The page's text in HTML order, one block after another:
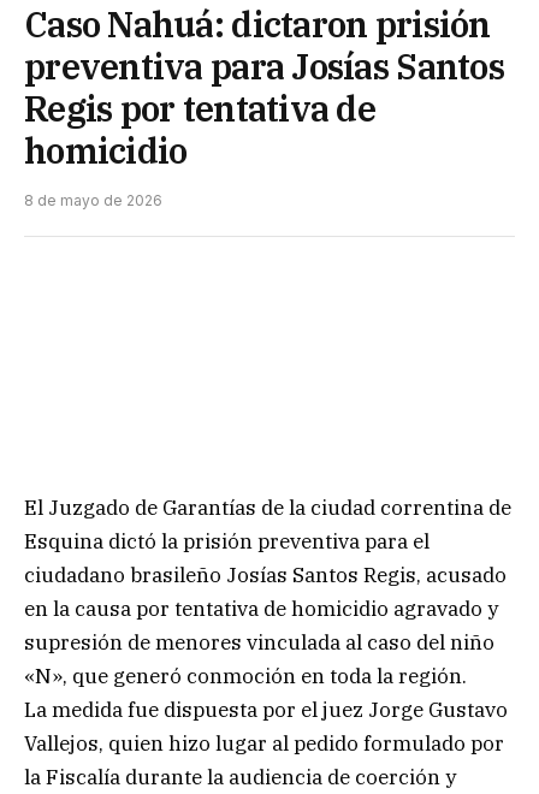
Caso Nahuá: dictaron prisión
preventiva para Josías Santos
Regis por tentativa de
homicidio
8 de mayo de 2026
El Juzgado de Garantías de la ciudad correntina de
Esquina dictó la prisión preventiva para el
ciudadano brasileño Josías Santos Regis, acusado
en la causa por tentativa de homicidio agravado y
supresión de menores vinculada al caso del niño
«N», que generó conmoción en toda la región.
La medida fue dispuesta por el juez Jorge Gustavo
Vallejos, quien hizo lugar al pedido formulado por
la Fiscalía durante la audiencia de coerción y